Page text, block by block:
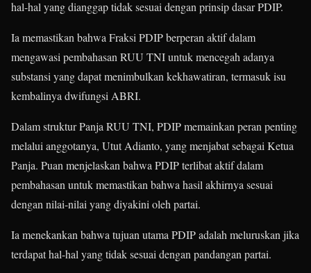
hal-hal yang dianggap tidak sesuai dengan prinsip dasar PDIP.
Ia memastikan bahwa Fraksi PDIP berperan aktif dalam
mengawasi pembahasan RUU TNI untuk mencegah adanya
substansi yang dapat menimbulkan kekhawatiran, termasuk isu
kembalinya dwifungsi ABRI.
Dalam struktur Panja RUU TNI, PDIP memainkan peran penting
melalui anggotanya, Utut Adianto, yang menjabat sebagai Ketua
Panja. Puan menjelaskan bahwa PDIP terlibat aktif dalam
pembahasan untuk memastikan bahwa hasil akhirnya sesuai
dengan nilai-nilai yang diyakini oleh partai.
Ia menekankan bahwa tujuan utama PDIP adalah meluruskan jika
terdapat hal-hal yang tidak sesuai dengan pandangan partai.